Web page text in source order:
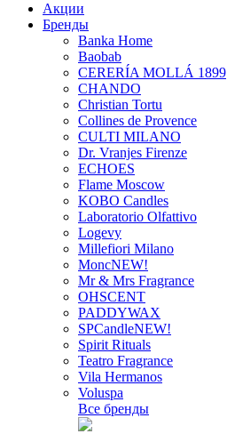
Акции
Бренды
Banka Home
Baobab
CERERÍA MOLLÁ 1899
CHANDO
Christian Tortu
Collines de Provence
CULTI MILANO
Dr. Vranjes Firenze
ECHOES
Flame Moscow
KOBO Candles
Laboratorio Olfattivo
Logevy
Millefiori Milano
MoncNEW!
Mr & Mrs Fragrance
OHSCENT
PADDYWAX
SPCandleNEW!
Spirit Rituals
Teatro Fragrance
Vila Hermanos
Voluspa
Все бренды